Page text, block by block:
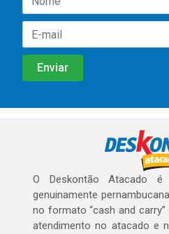
O Deskontão Atacado
genuinamente
no formato “cash and
atendimento no atacado e